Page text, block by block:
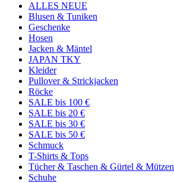
ALLES NEUE
Blusen & Tuniken
Geschenke
Hosen
Jacken & Mäntel
JAPAN TKY
Kleider
Pullover & Strickjacken
Röcke
SALE bis 100 €
SALE bis 20 €
SALE bis 30 €
SALE bis 50 €
Schmuck
T-Shirts & Tops
Tücher & Taschen & Gürtel & Mützen
Schuhe